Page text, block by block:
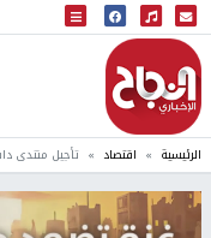
البث المباشر
إذاعة النجاح
الرئيسية اقتصاد تأجيل منتدى دافوس